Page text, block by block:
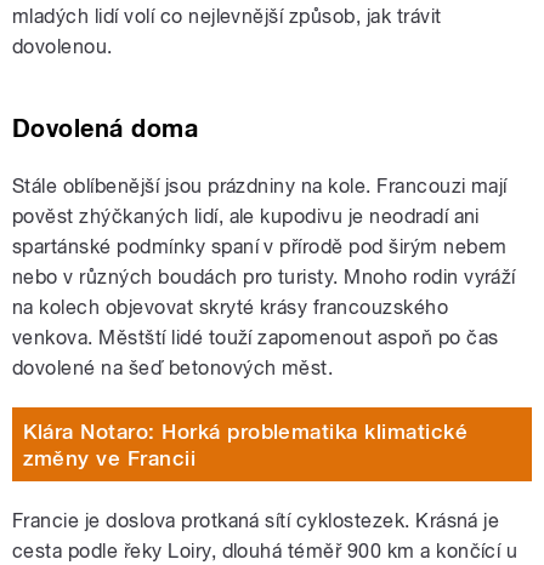
mladých lidí volí co nejlevnější způsob, jak trávit
dovolenou.
Dovolená doma
Stále oblíbenější jsou prázdniny na kole. Francouzi mají
pověst zhýčkaných lidí, ale kupodivu je neodradí ani
spartánské podmínky spaní v přírodě pod širým nebem
nebo v různých boudách pro turisty. Mnoho rodin vyráží
na kolech objevovat skryté krásy francouzského
venkova. Městští lidé touží zapomenout aspoň po čas
dovolené na šeď betonových měst.
Klára Notaro: Horká problematika klimatické
změny ve Francii
Francie je doslova protkaná sítí cyklostezek. Krásná je
cesta podle řeky Loiry, dlouhá téměř 900 km a končící u